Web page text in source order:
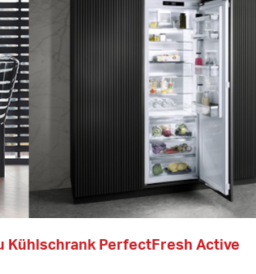
Kühlschrank PerfectFresh Active